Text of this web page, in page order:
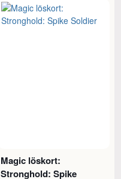
Magic löskort:
Stronghold: Spike